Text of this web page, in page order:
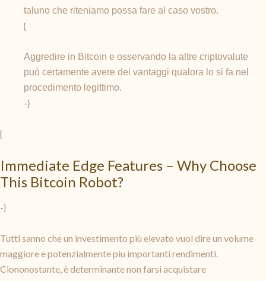
taluno che riteniamo possa fare al caso vostro.
{
Aggredire in Bitcoin e osservando la altre criptovalute
può certamente avere dei vantaggi qualora lo si fa nel
procedimento legittimo.
-}
{
Immediate Edge Features – Why Choose
This Bitcoin Robot?
-}
Tutti sanno che un investimento più elevato vuol dire un volume
maggiore e potenzialmente piu importanti rendimenti.
Ciononostante, è determinante non farsi acquistare